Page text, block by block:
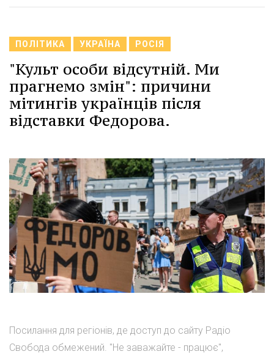
ПОЛІТИКА УКРАЇНА РОСІЯ
"Культ особи відсутній. Ми
прагнемо змін": причини
мітингів українців після
відставки Федорова.
Посилання для регіонів, де доступ до сайту Радіо
Свобода обмежений. "Не заважайте - працює",